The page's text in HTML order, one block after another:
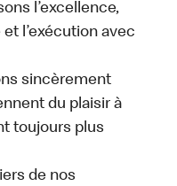
l’excellence,
l’exécution avec
sincèrement
du plaisir à
toujours plus
de nos